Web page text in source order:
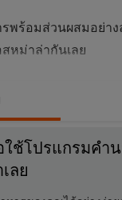
พร้อมส่วนผสมอย่าง
หม่าล่ากันเลย
ใช้โปรแกรมค
ลย